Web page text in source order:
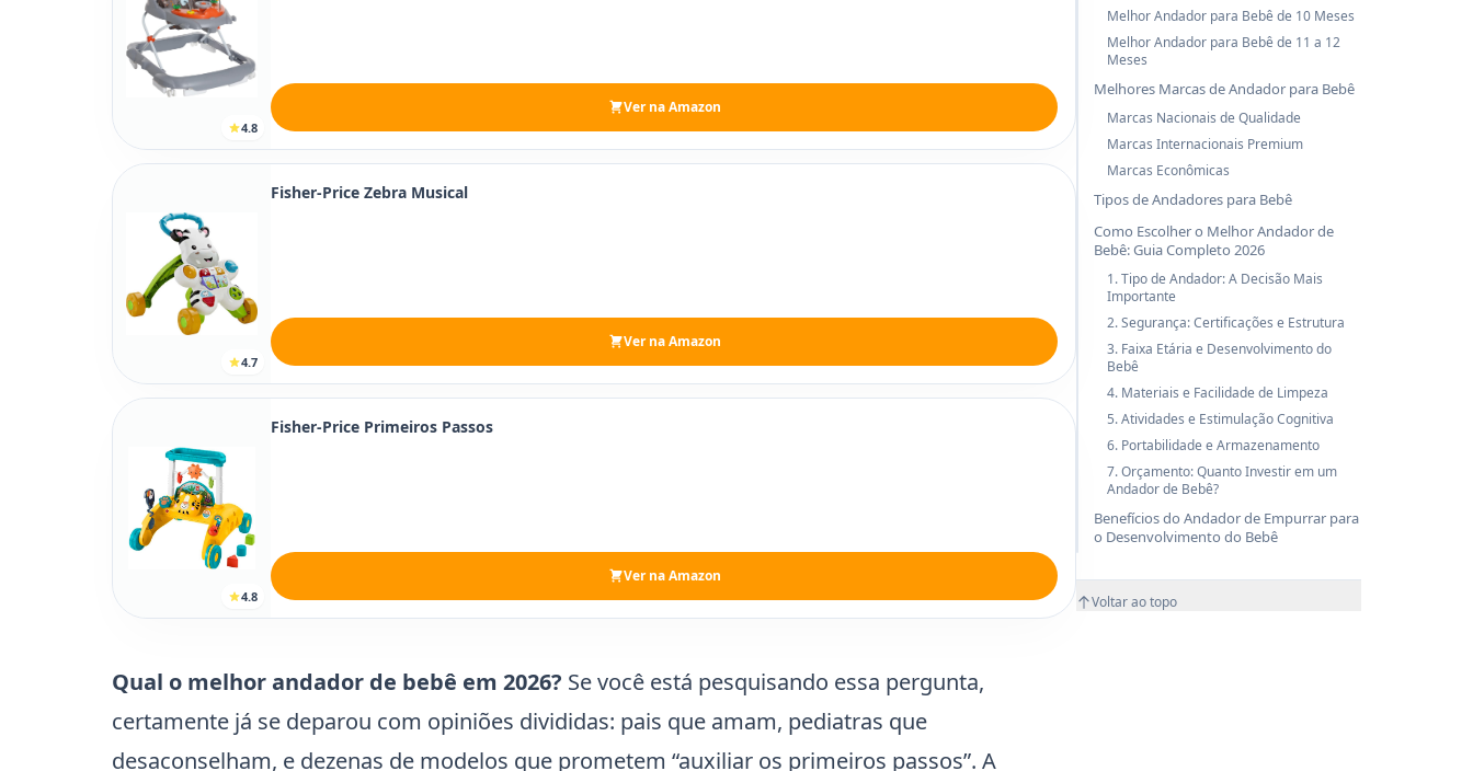
4.8
Ver na Amazon
4.7
Fisher-Price Zebra Musical
Ver na Amazon
4.8
Fisher-Price Primeiros Passos
Ver na Amazon
Qual o melhor andador de bebê em 2026? Se você está pesquisando essa pergunta,
certamente já se deparou com opiniões divididas: pais que amam, pediatras que
desaconselham, e dezenas de modelos que prometem “auxiliar os primeiros passos”. A
Melhor Andador para Bebê de 10 Meses
Melhor Andador para Bebê de 11 a 12
Meses
Melhores Marcas de Andador para Bebê
Marcas Nacionais de Qualidade
Marcas Internacionais Premium
Marcas Econômicas
Tipos de Andadores para Bebê
Como Escolher o Melhor Andador de
Bebê: Guia Completo 2026
1. Tipo de Andador: A Decisão Mais
Importante
2. Segurança: Certificações e Estrutura
3. Faixa Etária e Desenvolvimento do
Bebê
4. Materiais e Facilidade de Limpeza
5. Atividades e Estimulação Cognitiva
6. Portabilidade e Armazenamento
7. Orçamento: Quanto Investir em um
Andador de Bebê?
Benefícios do Andador de Empurrar para
o Desenvolvimento do Bebê
Voltar ao topo